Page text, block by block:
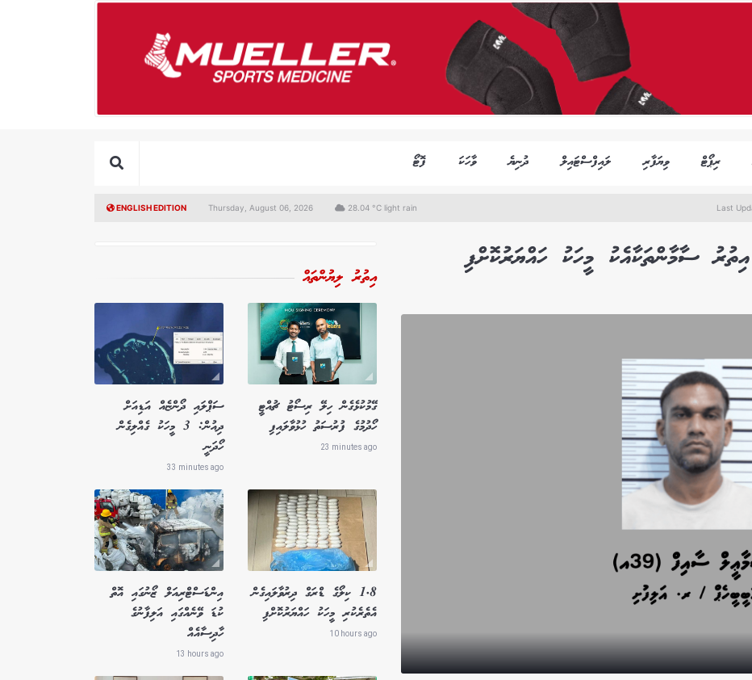
ރިޕޯޓް ވިޔަފާރި ލައިފްސްޓައިލް ދުނިޔެ ވާހަކަ ފޮޓޯ
ENGLISH EDITION Thursday, August 06, 2026 28.04 °C light rain Last
ސާމާންތަކާއެކު މީހަކު ހައްޔަރުކޮށްފި
އިތުރު ލިޔުންތައް
ގޭމުކުޅެގެން ހިލޭ ރިސޯޓު ޗުއްޓީ
ހޯދުމުގެ ފުރުސަތު ހުޅުވާލައިފި
23 minutes ago
ސަޕްލައި ދޯންޏެއް އަޑިއަށް
ދިއުން: 3 މީހަކު ގެއްލިގެން
ހޯދަނީ
33 minutes ago
1.8 ކިލޯގެ ޑްރަގް ދިރުވާލައިގެން
އެތެރެކުރި މީހަކު ހައްޔަރުކޮށްފި
10 hours ago
އިންޑަސްޓްރިއަލް ޒޯނުގައި އޮތް
ކުޑަ ވޭނެއްގައި އަލިފާނުގެ
ހާދިސާއެއް
13 hours ago